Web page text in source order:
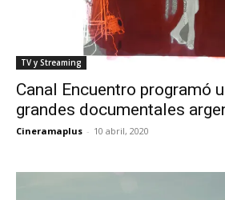
TV y Streaming
Canal Encuentro programó
grandes documentales
Cineramaplus - 10 abril, 2020